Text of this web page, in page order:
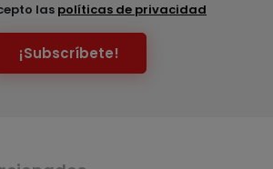
las políticas de privacidad
¡Subscríbete!